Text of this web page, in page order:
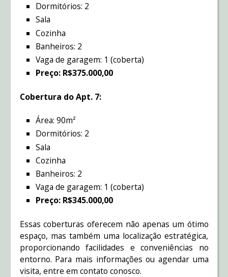
Dormitórios: 2
Sala
Cozinha
Banheiros: 2
Vaga de garagem: 1 (coberta)
Preço: R$375.000,00
Cobertura do Apt. 7:
Área: 90m²
Dormitórios: 2
Sala
Cozinha
Banheiros: 2
Vaga de garagem: 1 (coberta)
Preço: R$345.000,00
Essas coberturas oferecem não apenas um ótimo
espaço, mas também uma localização estratégica,
proporcionando facilidades e conveniências no
entorno. Para mais informações ou agendar uma
visita, entre em contato conosco.